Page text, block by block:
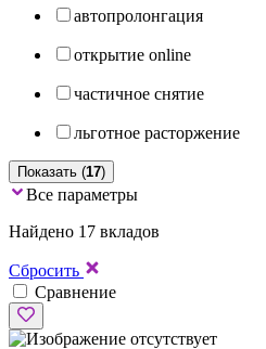
автопролонгация
открытие online
частичное снятие
льготное расторжение
Показать (17)
Все параметры
Найдено 17 вкладов
Сбросить
Сравнение